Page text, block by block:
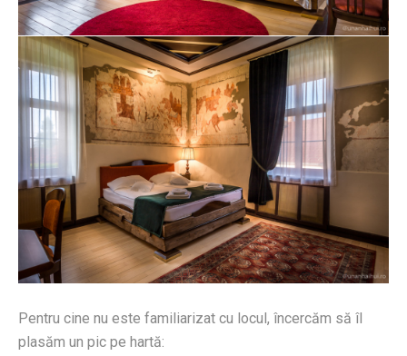
Pentru cine nu este familiarizat cu locul, încercăm să îl
plasăm un pic pe hartă: